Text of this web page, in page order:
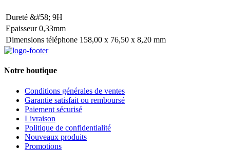
Dureté &#58; 9H
Epaisseur 0,33mm
Dimensions téléphone 158,00 x 76,50 x 8,20 mm
Notre boutique
Conditions générales de ventes
Garantie satisfait ou remboursé
Paiement sécurisé
Livraison
Politique de confidentialité
Nouveaux produits
Promotions